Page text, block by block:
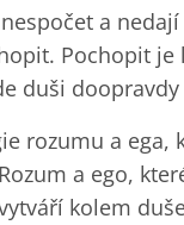
a
Pochopit je
duši doopravdy
rozumu a ega,
a ego,
kolem